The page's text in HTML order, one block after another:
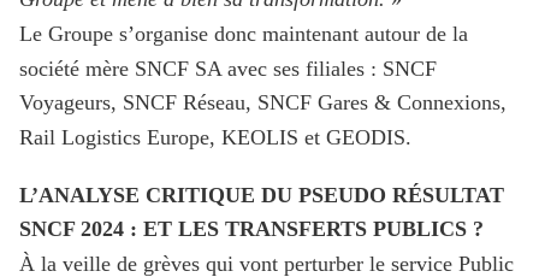
Le Groupe s’organise donc maintenant autour de la
société mère SNCF SA avec ses filiales : SNCF
Voyageurs, SNCF Réseau, SNCF Gares & Connexions,
Rail Logistics Europe, KEOLIS et GEODIS.
L’ANALYSE CRITIQUE DU PSEUDO RÉSULTAT
SNCF 2024 : ET LES TRANSFERTS PUBLICS ?
À la veille de grèves qui vont perturber le service Public